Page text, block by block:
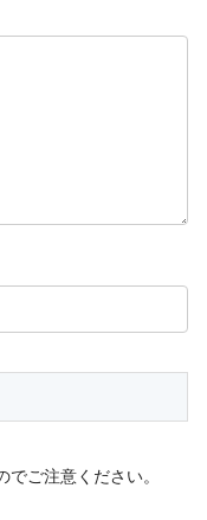
ご注意ください。